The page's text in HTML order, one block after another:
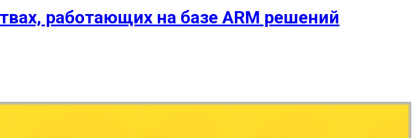
работающих на базе ARM решений